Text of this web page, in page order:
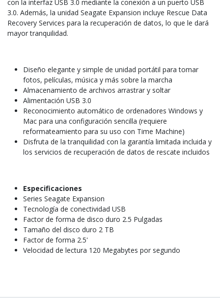
con la interfaz USB 3.0 mediante la conexión a un puerto USB
3.0. Además, la unidad Seagate Expansion incluye Rescue Data
Recovery Services para la recuperación de datos, lo que le dará
mayortranquilidad.
Diseño elegante y simple de unidad portátil para tomar
fotos, películas, música y más sobre la marcha
Almacenamiento de archivos arrastrar y soltar
Alimentación USB 3.0
Reconocimiento automático de ordenadores Windows y
Mac para una configuración sencilla (requiere
reformateamiento para su uso con Time Machine)
Disfruta de la tranquilidad con la garantía limitada incluida y
los servicios de recuperación de datos de rescate incluidos
Especificaciones
Series Seagate Expansion
Tecnología de conectividad USB
Factor de forma de disco duro 2.5 Pulgadas
Tamaño del disco duro 2 TB
Factor de forma 2.5'
Velocidad de lectura 120 Megabytes por segundo